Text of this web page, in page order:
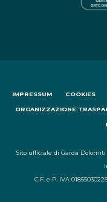
IMPRESSUM COOKIES
ORGANIZZAZIONE
Sito ufficiale di Garda Dolomiti
C.F. e P. IVA